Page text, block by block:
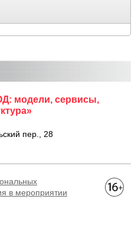
модели, сервисы,
пер., 28
в мероприятии